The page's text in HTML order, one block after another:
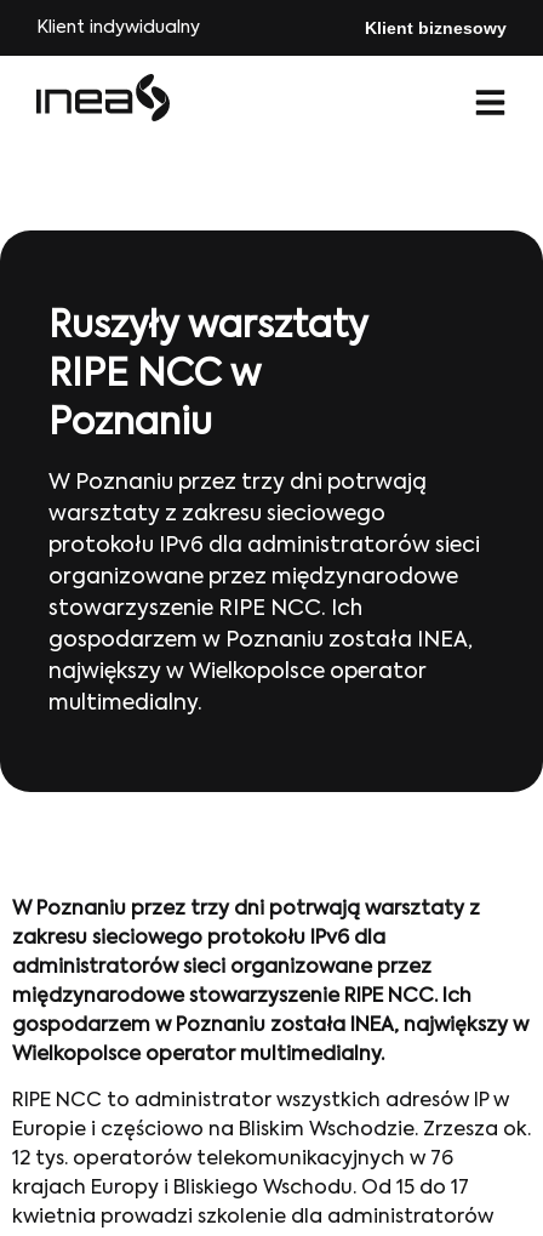
Klient indywidualny Klient biznesowy
Ruszyły warsztaty
RIPE NCC w
Poznaniu
W Poznaniu przez trzy dni potrwają
warsztaty z zakresu sieciowego
protokołu IPv6 dla administratorów sieci
organizowane przez międzynarodowe
stowarzyszenie RIPE NCC. Ich
gospodarzem w Poznaniu została INEA,
największy w Wielkopolsce operator
multimedialny.
W Poznaniu przez trzy dni potrwają warsztaty z
zakresu sieciowego protokołu IPv6 dla
administratorów sieci organizowane przez
międzynarodowe stowarzyszenie RIPE NCC. Ich
gospodarzem w Poznaniu została INEA, największy w
Wielkopolsce operator multimedialny.
RIPE NCC to administrator wszystkich adresów IP w
Europie i częściowo na Bliskim Wschodzie. Zrzesza ok.
12 tys. operatorów telekomunikacyjnych w 76
krajach Europy i Bliskiego Wschodu. Od 15 do 17
kwietnia prowadzi szkolenie dla administratorów